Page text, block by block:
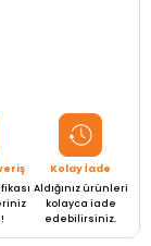
Kolay İade
Aldığınız ürünleri
kolayca iade
edebilirsiniz.